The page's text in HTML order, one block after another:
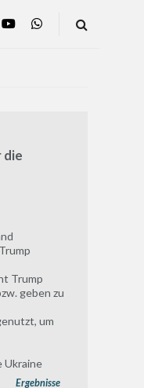
die
Trump
geben zu
um
Ukraine
Ergebnisse